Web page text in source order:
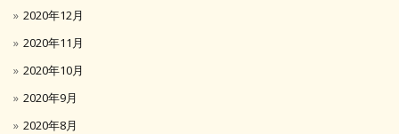
2020年12月
2020年11月
2020年10月
2020年9月
2020年8月